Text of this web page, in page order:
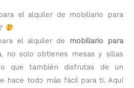
el alquiler de mobiliario para
el alquiler de
mobiliario para
, no solo obtienes mesas y sillas
que también disfrutas de un
hace todo más fácil para ti. Aquí